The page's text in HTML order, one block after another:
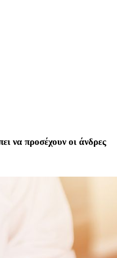
να προσέχουν οι άνδρες